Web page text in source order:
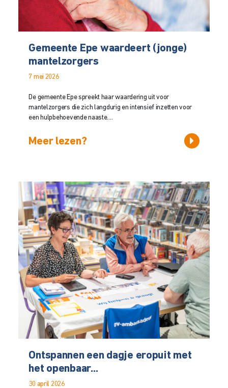
Gemeente Epe waardeert (jonge)
mantelzorgers
7 mei 2026
De gemeente Epe spreekt haar waardering uit voor
mantelzorgers die zich langdurig en intensief inzetten voor
een hulpbehoevende naaste....
Meer lezen?
Ontspannen een dagje eropuit met
het openbaar...
30 april 2026